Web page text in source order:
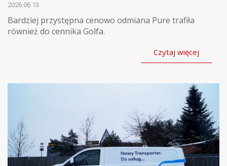
2026.06.13
Bardziej przystępna cenowo odmiana Pure trafiła
również do cennika Golfa.
Czytaj więcej